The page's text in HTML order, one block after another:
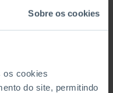
Sobre os cookies
os cookies
do site, permitindo